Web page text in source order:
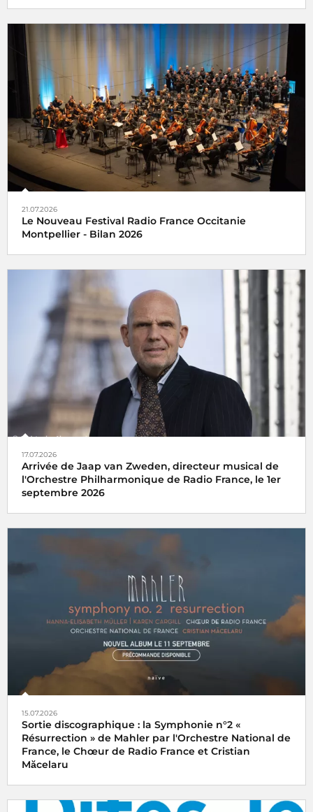
21.07.2026
Le Nouveau Festival Radio France Occitanie
Montpellier - Bilan 2026
17.07.2026
Arrivée de Jaap van Zweden, directeur musical de
l'Orchestre Philharmonique de Radio France, le 1er
septembre 2026
15.07.2026
Sortie discographique : la Symphonie n°2 «
Résurrection » de Mahler par l'Orchestre National de
France, le Chœur de Radio France et Cristian
Măcelaru